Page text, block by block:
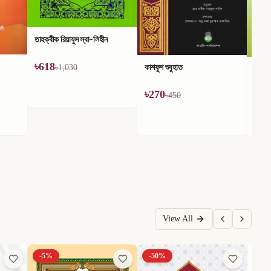
কাশফুশ শুবুহাত ছালাতুর রাসূল (ছাঃ)
৳170৳180
View All
-5% -50%